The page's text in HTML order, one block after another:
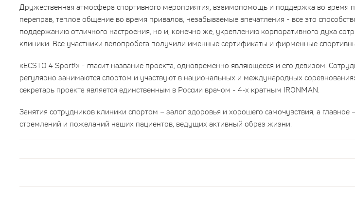
Дружественная атмосфера спортивного мероприятия, взаимопомощь и поддержка во время
переправ, теплое общение во время привалов, незабываемые впечатления - все это
поддержанию отличного настроения, но и, конечно же, укреплению корпоративного духа
клиники. Все участники велопробега получили именные сертификаты и фирменные
«ECSTO 4 Sport!» - гласит название проекта, одновременно являющееся и его девизом.
регулярно занимаются спортом и участвуют в национальных и международных
секретарь проекта является единственным в России врачом - 4-х кратным IRONMAN.
Занятия сотрудников клиники спортом – залог здоровья и хорошего самочувствия, а главное
стремлений и пожеланий наших пациентов, ведущих активный образ жизни.